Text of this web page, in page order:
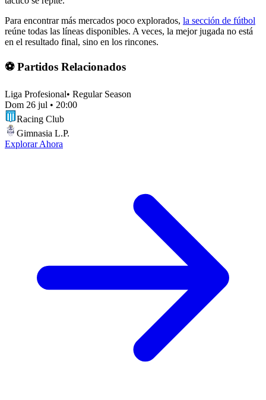
Para encontrar más mercados poco explorados, la sección de fútbol
reúne todas las líneas disponibles. A veces, la mejor jugada no está
en el resultado final, sino en los rincones.
⚽ Partidos Relacionados
Liga Profesional• Regular Season
Dom 26 jul • 20:00
Racing Club
Gimnasia L.P.
Explorar Ahora